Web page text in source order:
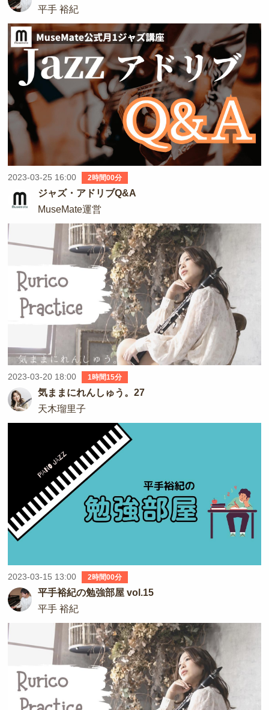
平手 裕紀
2023-03-25 16:00 2時間00分
ジャズ・アドリブQ&A
MuseMate運営
2023-03-20 18:00 1時間15分
気ままにれんしゅう。27
天木瑠里子
2023-03-15 13:00 2時間00分
平手裕紀の勉強部屋 vol.15
平手 裕紀